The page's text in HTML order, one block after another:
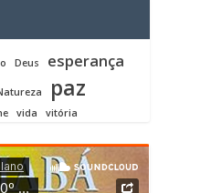
Deus esperança
paz
vida vitória